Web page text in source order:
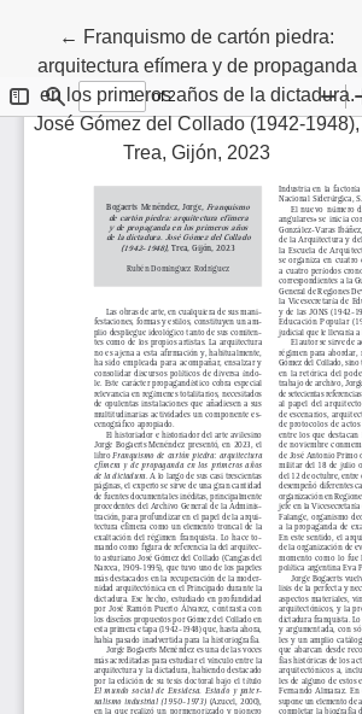
← Volver a los detalles del artículo
Franquismo de cartón piedra:
arquitectura efímera y de propaganda
en los primeros años de la dictadura.
José Gómez del Collado (1942-1948),
Trea, Gijón, 2023